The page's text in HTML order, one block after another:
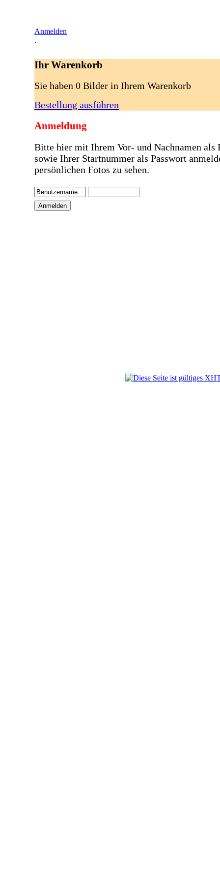
Anmelden
.
Ihr Warenkorb
Sie haben 0 Bilder in Ihrem Warenkorb
Bestellung ausführen
Anmeldung
Bitte hier mit Ihrem Vor- und Nachnamen als
sowie Ihrer Startnummer als Passwort
persönlichen Fotos zu sehen.